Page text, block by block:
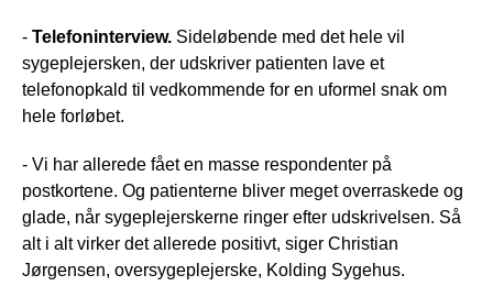
- Telefoninterview. Sideløbende med det hele vil
sygeplejersken, der udskriver patienten lave et
telefonopkald til vedkommende for en uformel snak om
hele forløbet.
- Vi har allerede fået en masse respondenter på
postkortene. Og patienterne bliver meget overraskede og
glade, når sygeplejerskerne ringer efter udskrivelsen. Så
alt i alt virker det allerede positivt, siger Christian
Jørgensen, oversygeplejerske, Kolding Sygehus.